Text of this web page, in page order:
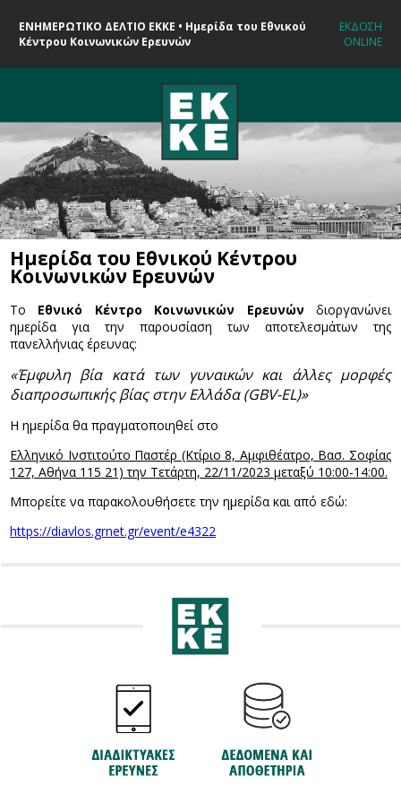
ΕΝΗΜΕΡΩΤΙΚΟ ΔΕΛΤΙΟ ΕΚΚΕ • Ημερίδα του Εθνικού
Κέντρου Κοινωνικών Ερευνών
ΕΚΔΟΣΗ
ONLINE
Ημερίδα του Εθνικού Κέντρου
Κοινωνικών Ερευνών
Το Εθνικό Κέντρο Κοινωνικών Ερευνώνδιοργανώνει
ημερίδα για την παρουσίαση των αποτελεσμάτων της
πανελλήνιας έρευνας:
«Έμφυλη βία κατά των γυναικών και άλλες μορφές
διαπροσωπικής βίας στην Ελλάδα (GBV-EL)»
Η ημερίδα θα πραγματοποιηθεί στο
Ελληνικό Ινστιτούτο Παστέρ (Κτίριο 8, Αμφιθέατρο, Βασ. Σοφίας
127, Αθήνα 115 21) την Τετάρτη, 22/11/2023 μεταξύ 10:00-14:00.
Μπορείτε να παρακολουθήσετε την ημερίδα και από εδώ:
https://diavlos.grnet.gr/event/e4322